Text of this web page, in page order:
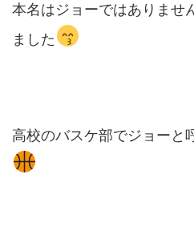
本名はジョーではありませ
ました
高校のバスケ部でジョーと